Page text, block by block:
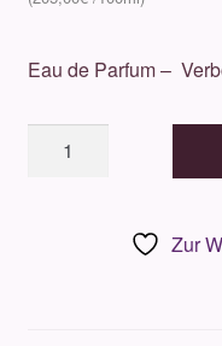
Eau de Parfum –
Leder
Zur